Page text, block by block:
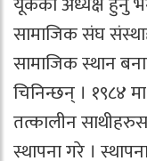
सामाजिक संघ
सामाजिक स्थान
चिनिन्छन् । १९८४
तत्कालीन
स्थापना गरे ।